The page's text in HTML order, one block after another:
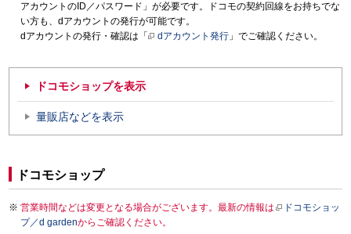
アカウントのID／パスワード」が必要です。ドコモの契約回線をお持ちでな
い方も、dアカウントの発行が可能です。
dアカウントの発行・確認は「
dアカウント発行 」でご確認ください。
ドコモショップを表示
量販店などを表示
ドコモショップ
営業時間などは変更となる場合がございます。最新の情報は
ドコモショッ
プ／d gardenからご確認ください。